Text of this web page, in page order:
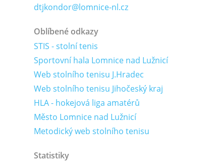
dtjkondor@lomnice-nl.cz
Oblíbené odkazy
STIS - stolní tenis
Sportovní hala Lomnice nad Lužnicí
Web stolního tenisu J.Hradec
Web stolního tenisu Jihočeský kraj
HLA - hokejová liga amatérů
Město Lomnice nad Lužnicí
Metodický web stolního tenisu
Statistiky